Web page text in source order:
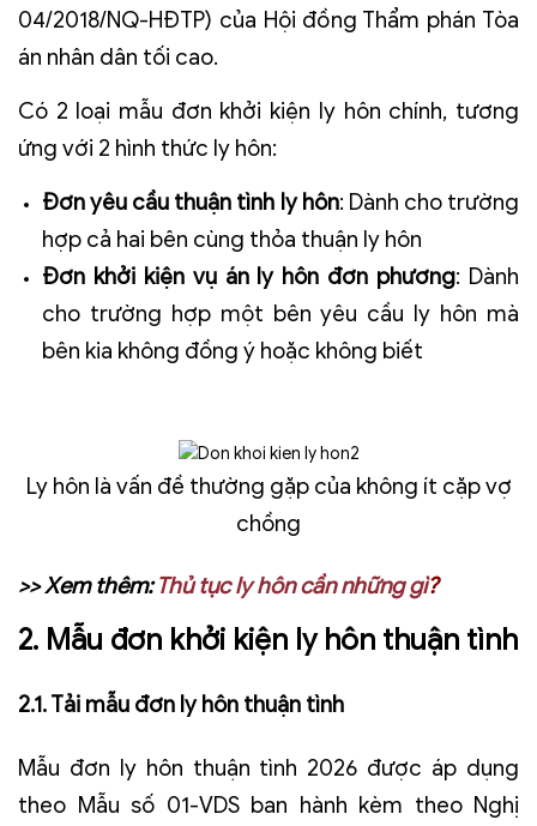
04/2018/NQ-HĐTP) của Hội đồng Thẩm phán Tòa
án nhân dân tối cao.
Có 2 loại mẫu đơn khởi kiện ly hôn chính, tương
ứng với 2 hình thức ly hôn:
Đơn yêu cầu thuận tình ly hôn: Dành cho trường
hợp cả hai bên cùng thỏa thuận ly hôn
Đơn khởi kiện vụ án ly hôn đơn phương: Dành
cho trường hợp một bên yêu cầu ly hôn mà
bên kia không đồng ý hoặc không biết
Ly hôn là vấn đề thường gặp của không ít cặp vợ
chồng
>> Xem thêm:Thủ tục ly hôn cần những gì?
2. Mẫu đơn khởi kiện ly hôn thuận tình
2.1. Tải mẫu đơn ly hôn thuận tình
Mẫu đơn ly hôn thuận tình 2026 được áp dụng
theo Mẫu số 01-VDS ban hành kèm theo Nghị